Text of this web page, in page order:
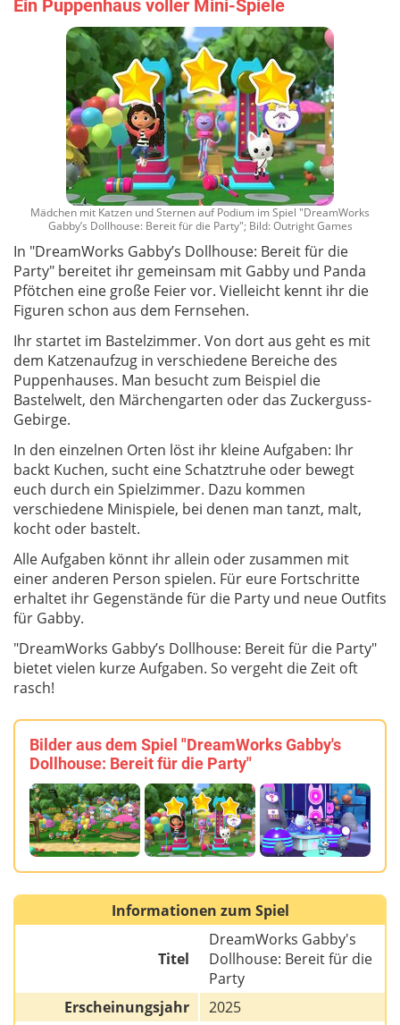
Ein Puppenhaus voller Mini-Spiele
Mädchen mit Katzen und Sternen auf Podium im Spiel "DreamWorks
Gabby’s Dollhouse: Bereit für die Party"; Bild: Outright Games
In "DreamWorks Gabby’s Dollhouse: Bereit für die
Party" bereitet ihr gemeinsam mit Gabby und Panda
Pfötchen eine große Feier vor. Vielleicht kennt ihr die
Figuren schon aus dem Fernsehen.
Ihr startet im Bastelzimmer. Von dort aus geht es mit
dem Katzenaufzug in verschiedene Bereiche des
Puppenhauses. Man besucht zum Beispiel die
Bastelwelt, den Märchengarten oder das Zuckerguss-
Gebirge.
In den einzelnen Orten löst ihr kleine Aufgaben: Ihr
backt Kuchen, sucht eine Schatztruhe oder bewegt
euch durch ein Spielzimmer. Dazu kommen
verschiedene Minispiele, bei denen man tanzt, malt,
kocht oder bastelt.
Alle Aufgaben könnt ihr allein oder zusammen mit
einer anderen Person spielen. Für eure Fortschritte
erhaltet ihr Gegenstände für die Party und neue Outfits
für Gabby.
"DreamWorks Gabby’s Dollhouse: Bereit für die Party"
bietet vielen kurze Aufgaben. So vergeht die Zeit oft
rasch!
Bilder aus dem Spiel "DreamWorks Gabby's
Dollhouse: Bereit für die Party"
Informationen zum Spiel
Titel
DreamWorks Gabby's
Dollhouse: Bereit für die
Party
Erscheinungsjahr
2025